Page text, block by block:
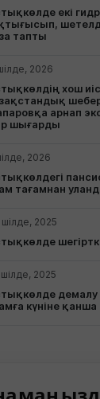
екі
тапты
2026
хош
арнап
шығарды
2026
тағамнан
шілде, 2025
шілде, 2025
демалу
күніне